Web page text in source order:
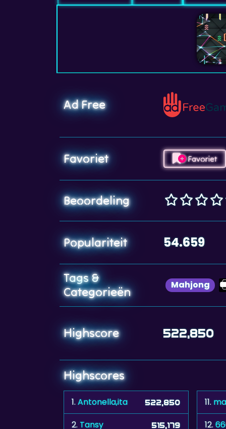
Ad Free
Favoriet Favoriet
Beoordeling
Populariteit 54.659
Tags &
Categorieën
Mahjong
Highscore 522,850
Highscores
1.Antonella,ita 522,850
2. Tansy 515,179
11.
12.